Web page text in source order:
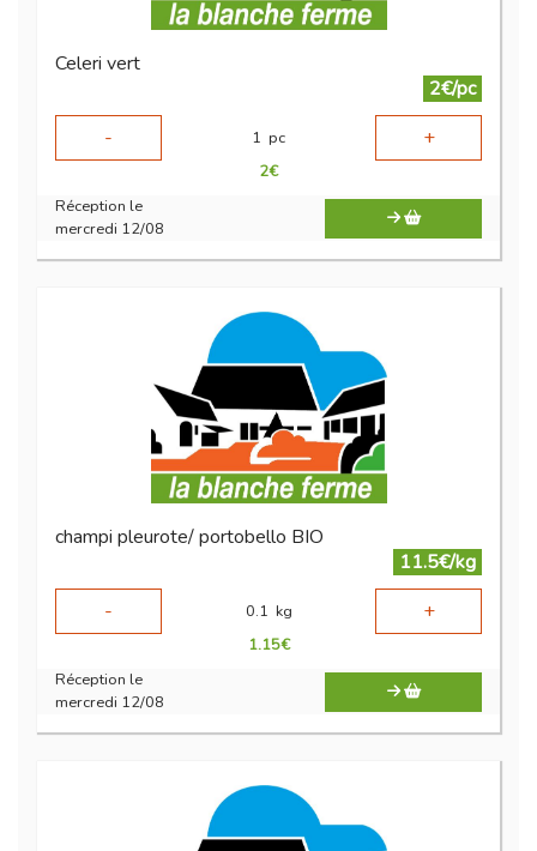
Celeri vert
2€/pc
-
1 pc +
2€
Réception le
mercredi 12/08
champi pleurote/ portobello BIO
11.5€/kg
-
0.1 kg +
1.15€
Réception le
mercredi 12/08